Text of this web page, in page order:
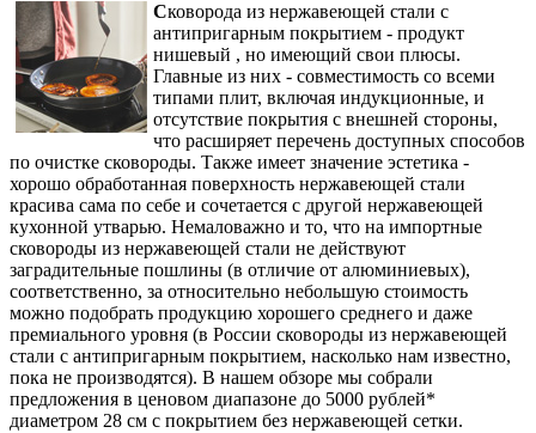
Сковорода из нержавеющей стали с
антипригарным покрытием - продукт
нишевый , но имеющий свои плюсы.
Главные из них - совместимость со всеми
типами плит, включая индукционные, и
отсутствие покрытия с внешней стороны,
что расширяет перечень доступных способов
по очистке сковороды. Также имеет значение эстетика -
хорошо обработанная поверхность нержавеющей стали
красива сама по себе и сочетается с другой нержавеющей
кухонной утварью. Немаловажно и то, что на импортные
сковороды из нержавеющей стали не действуют
заградительные пошлины (в отличие от алюминиевых),
соответственно, за относительно небольшую стоимость
можно подобрать продукцию хорошего среднего и даже
премиального уровня (в России сковороды из нержавеющей
стали с антипригарным покрытием, насколько нам известно,
пока не производятся). В нашем обзоре мы собрали
предложения в ценовом диапазоне до 5000 рублей*
диаметром 28 см с покрытием без нержавеющей сетки.